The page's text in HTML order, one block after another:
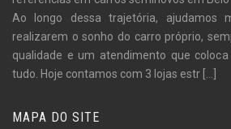
Ao longo dessa trajetória, ajudamos
realizarem o sonho do carro próprio,
qualidade e um atendimento que
tudo. Hoje contamos com 3 lojas estr [...]
MAPA DO SITE